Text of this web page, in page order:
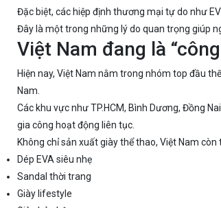
Đặc biệt, các hiệp định thương mại tự do như
Đây là một trong những lý do quan trọng giúp
Việt Nam đang là
Hiện nay, Việt Nam nằm trong nhóm top đầu
Nam.
Các khu vực như TP.HCM, Bình Dương, Đồng
gia công hoạt động liên tục.
Không chỉ sản xuất giày thể thao, Việt Nam
Dép EVA siêu nhẹ
Sandal thời trang
Giày lifestyle